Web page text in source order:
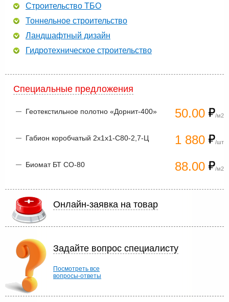
Строительство ТБО
Тоннельное строительство
Ландшафтный дизайн
Гидротехническое строительство
Специальные предложения
50.00 /м2
Геотекстильное полотно «Дорнит-400»
1 880 /шт
Габион коробчатый 2х1х1-С80-2,7-Ц
88.00 /м2
Биомат БТ СО-80
Онлайн-заявка на товар
Задайте вопрос специалисту
Посмотреть все
вопросы-ответы